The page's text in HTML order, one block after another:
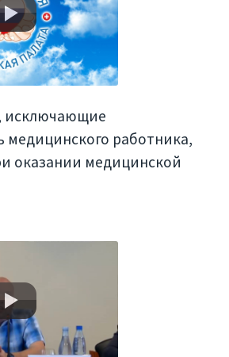
исключающие
медицинского работника,
оказании медицинской